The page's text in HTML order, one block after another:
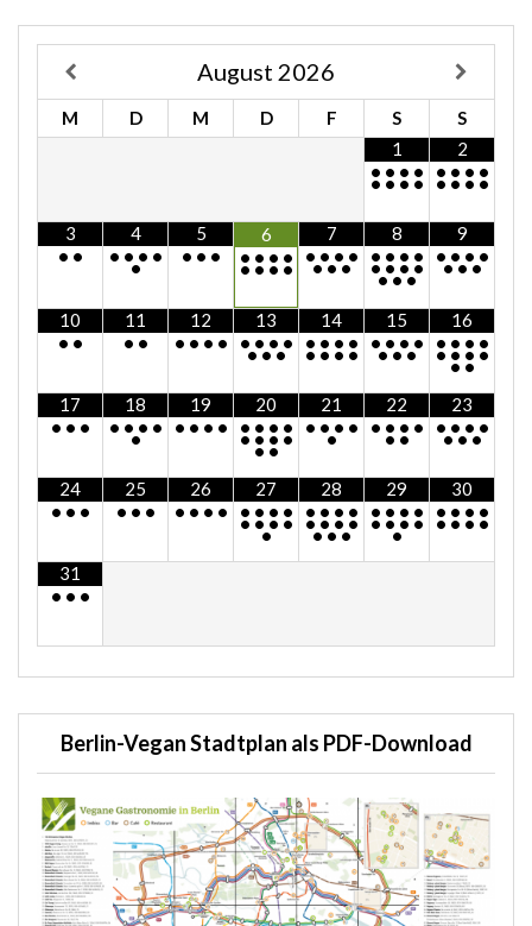
August 2026
M D M D F S
S
1
• • • •
• • • •
2
• • • •
• • • •
3
• •
4
• • • •
•
5
• • •
6
• • • •
• • • •
7
• • • •
•••
8
• • • •
• • • •
•••
9
• • • •
•••
10
• •
11
• •
12
• • • •
13
• • • •
•••
14
• • • •
• • • •
15
• • • •
•••
16
• • • •
• • • •
• •
17
• • •
18
• • • •
•
19
• • • •
20
• • • •
• • • •
• •
21
• • • •
•
22
• • • •
• •
23
• • • •
•••
24
• • •
25
• • •
26
• • • •
27
• • • •
• • • •
•
28
• • • •
• • • •
•••
29
• • • •
• • • •
•
30
• • • •
• • • •
31
• • •
Berlin-Vegan Stadtplan als PDF-Download